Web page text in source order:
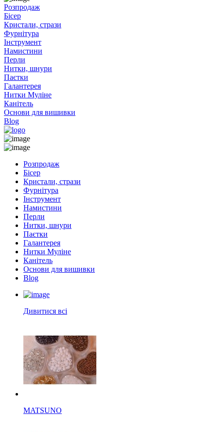
Розпродаж
Бісер
Кристали, стрази
Фурнітура
Інструмент
Намистини
Перли
Нитки, шнури
Паєтки
Галантерея
Нитки Муліне
Канітель
Основи для вишивки
Blog
Розпродаж
Бісер
Кристали, стрази
Фурнітура
Інструмент
Намистини
Перли
Нитки, шнури
Паєтки
Галантерея
Нитки Муліне
Канітель
Основи для вишивки
Blog
Дивитися всі
MATSUNO